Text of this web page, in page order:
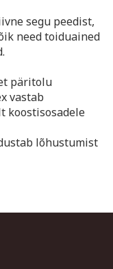
segu peedist,
need toiduained
päritolu
vastab
koostisosadele
lõhustumist